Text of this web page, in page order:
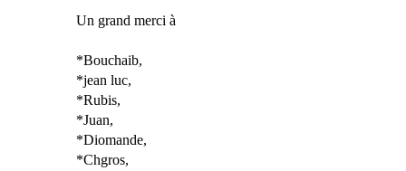
Un grand merci à
*Bouchaib,
*jean luc,
*Rubis,
*Juan,
*Diomande,
*Chgros,